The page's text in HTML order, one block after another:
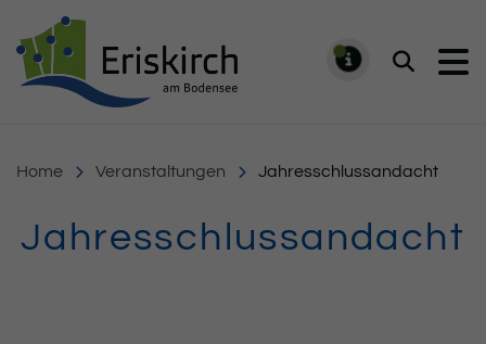
Suchen
Home Veranstaltungen Jahresschlussandacht
Jahresschlussandacht